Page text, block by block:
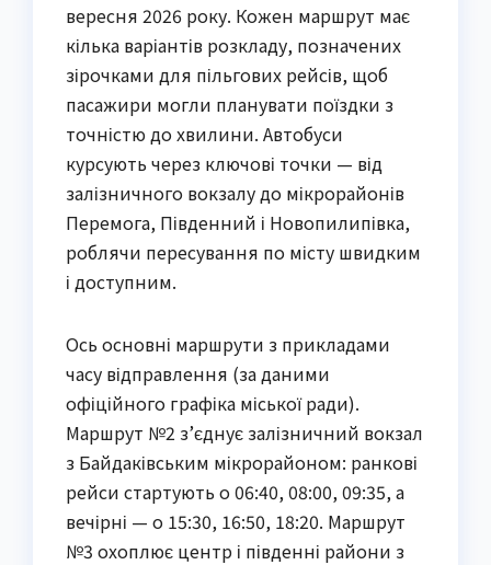
вересня 2026 року. Кожен маршрут має
кілька варіантів розкладу, позначених
зірочками для пільгових рейсів, щоб
пасажири могли планувати поїздки з
точністю до хвилини. Автобуси
курсують через ключові точки — від
залізничного вокзалу до мікрорайонів
Перемога, Південний і Новопилипівка,
роблячи пересування по місту швидким
і доступним.
Ось основні маршрути з прикладами
часу відправлення (за даними
офіційного графіка міської ради).
Маршрут №2 з’єднує залізничний вокзал
з Байдаківським мікрорайоном: ранкові
рейси стартують о 06:40, 08:00, 09:35, а
вечірні — о 15:30, 16:50, 18:20. Маршрут
№3 охоплює центр і південні райони з